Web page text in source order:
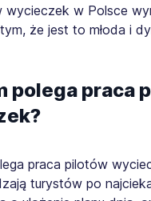
wycieczek w Polsce
że jest to młoda i
polega praca
praca pilotów
turystów po